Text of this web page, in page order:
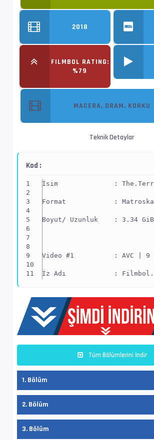
2018
FILMBOL RATING:
%79
MACERA, DRAM, KORKU
Teknik Detaylar
Kod :
İsim              :
Format            :
Boyut/ Uzunluk    : 3.34
Video #1          : AVC |
İz Adı            :
Yapı              :
Ses  #2           : E-AC-
İz Adı            :
Dil               : en
Tüm Bölümlerini İndir
1. Bölüm
2. Bölüm
3. Bölüm